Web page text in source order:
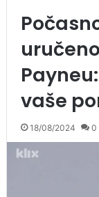
vaše
18/08/2024 0